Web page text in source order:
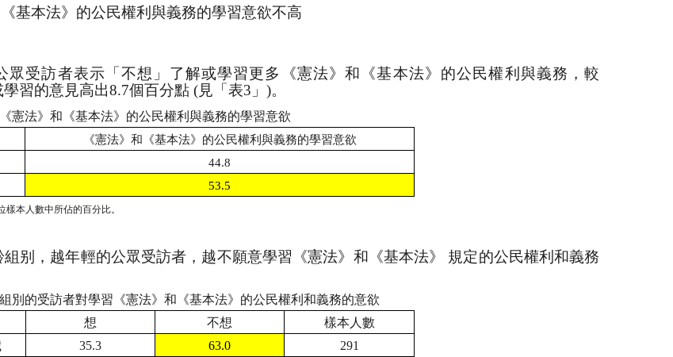
基本法》的公民權利與義務的學習意欲不高
眾受訪者表示「不想」了解或學習更多《憲法》和《基本法》的公民權利與義務，較
學習的意見高出8.7個百分點 (見「表3 」)。
《憲法》和《基本法》的公民權利與義務的學習意欲
《憲法》和《基本法》的公民權利與義務的學習意欲
44.8
53.5
樣本人數中所佔的百分比。
别，越年輕的公眾受訪者，越不願意學習《憲法》和《基本法》
規定的公民權利和義務
組別的受訪者對學習《憲法》和《基本法》的公民權利和義務的意欲
想 不想
樣本人數
35.3 63.0
291